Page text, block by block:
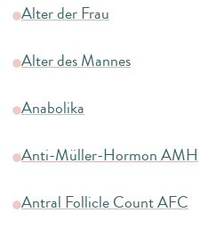
Alter der Frau
Alter des Mannes
Anabolika
Anti-Müller-Hormon AMH
Antral Follicle Count AFC